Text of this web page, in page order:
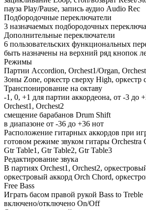
пауза Play/Pause, запись аудио Audio Rec
Подбородочные переключатели
3 назначаемых подбородочных
Дополнительные переключатели
6 пользовательских функциональных
быть назначены на верхний ряд кнопок
Режимы
Партии Accordion, Orchest1/Organ,
Зоны Zone, оркестр сверху High, оркестр
Транспонирование на октаву
-1, 0, +1 для партии аккордеона, от -3 до
Orchest1, Orchest2
смещение барабанов Drum Shift
в диапазоне от -36 до +36 нот
Расположение гитарных аккордов при
готовом режиме звуком гитары Orchestra
Gtr Table1, Gtr Table2, Gtr Table3
Редактирование звука
В партиях Orchest1, Orchest2,
оркестровый аккорд Orch Chord,
Free Bass
Играть басом правой рукой Bass to Treble
включено/отключено On/Off